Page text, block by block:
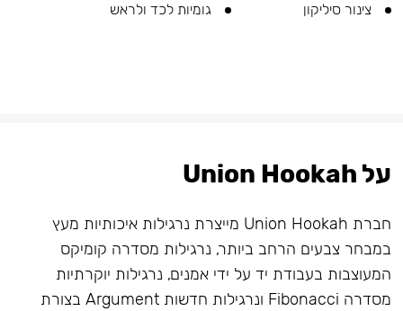
צינור סיליקון
גומיות לכד ולראש
על Union Hookah
חברת Union Hookah מייצרת נרגילות איכותיות מעץ
במבחר צבעים הרחב ביותר, נרגילות מסדרה קומיקס
המעוצבות בעבודת יד על ידי אמנים, נרגילות יוקרתיות
מסדרה Fibonacci ונרגילות חדשות Argument בצורת